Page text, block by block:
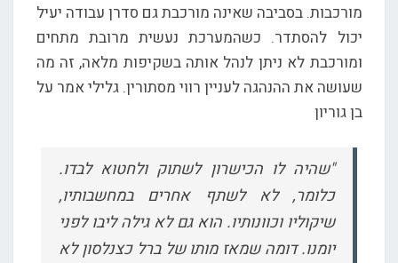
מורכבות. בסביבה שאינה מורכבת גם סדרן עבודה יעיל
יכול להסתדר. כשהמערכת נעשית מרובת מתחים
ומורכבת לא ניתן לנהל אותה בשקיפות מלאה, זה מה
שעושה את ההנהגה לעניין רווי מסתורין. גלילי אמר על
בן גוריון
"שהיה לו הכישרון לשתוק ולחטוא לבדו.
כלומר, לא לשתף אחרים במחשבותיו,
שיקוליו וכוונותיו. הוא גם לא גילה ליבו לפני
יומנו. דומה שמאז מותו של ברל כצנלסון לא